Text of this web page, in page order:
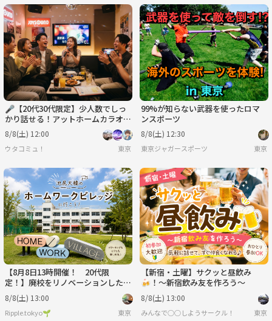
🎤【20代30代限定】少人数でしっ
かり話せる！アットホームカラオケ
交流会♪🥤
8/8(土) 12:00
ウタコミュ！ 東京
99%が知らない武器を使ったロマ
ンスポーツ
8/8(土) 12:30
東京ジャガースポーツ 東京
【8月8日13時開催！ 20代限
定！】廃校をリノベーションしたカ
フェに行こう✨☕️
8/8(土) 13:00
Ripple.tokyo🌱 東京
【新宿・土曜】サクッと昼飲み
🍻！～新宿飲み友を作ろう～
8/8(土) 13:00
みんなで○○しようサークル！ 東京